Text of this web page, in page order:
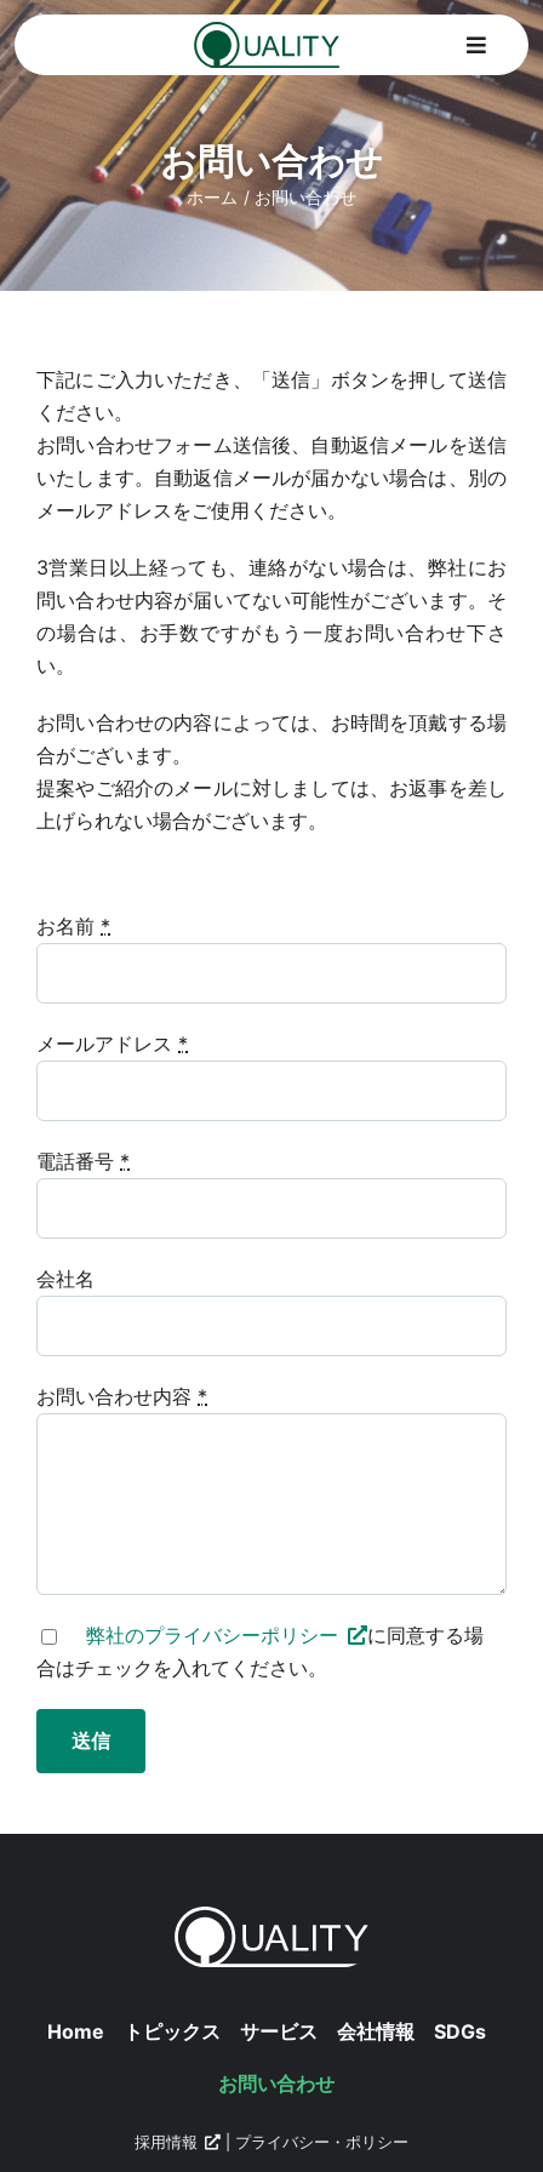
Skip
to
content
Toggle
Home
トピックス
サービス
SDGs
お問い合わせ
採用情報
お問い合わせ
ホーム お問い合わせ
下記にご入力いただき、「送信」ボタンを押して送信
ください。
お問い合わせフォーム送信後、自動返信メールを送信
いたします。自動返信メールが届かない場合は、別の
メールアドレスをご使用ください。
3営業日以上経っても、連絡がない場合は、弊社にお
問い合わせ内容が届いてない可能性がございます。 そ
の場合は、お手数ですがもう一度お問い合わせ下さ
い。
お問い合わせの内容によっては、お時間を頂戴する場
合がございます。
提案やご紹介のメールに対しましては、お返事を差し
上げられない場合がございます。
お名前 *
メールアドレス *
電話番号 *
会社名
お問い合わせ内容 *
弊社のプライバシーポリシー
に同意する場
合はチェックを入れてください。
Home トピックス サービス 会社情報 SDGs
お問い合わせ
採用情報 プライバシー・ポリシー